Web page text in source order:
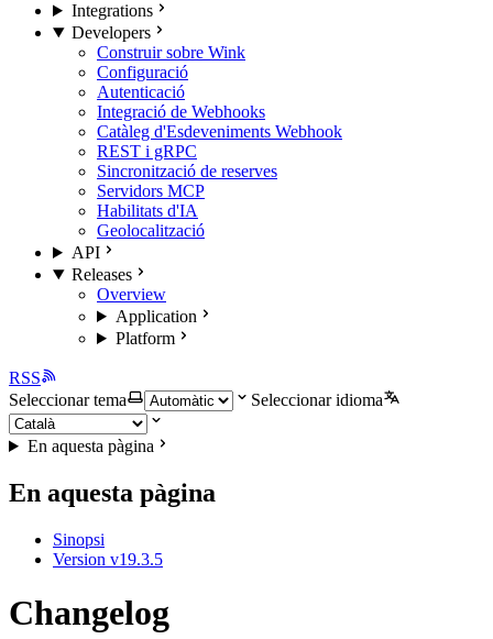
Integrations
Developers
Construir sobre Wink
Configuració
Autenticació
Integració de Webhooks
Catàleg d'Esdeveniments Webhook
REST i gRPC
Sincronització de reserves
Servidors MCP
Habilitats d'IA
Geolocalització
API
Releases
Overview
Application
Platform
RSS
Seleccionar tema
Seleccionar idioma
En aquesta pàgina
En aquesta pàgina
Sinopsi
Version v19.3.5
Changelog